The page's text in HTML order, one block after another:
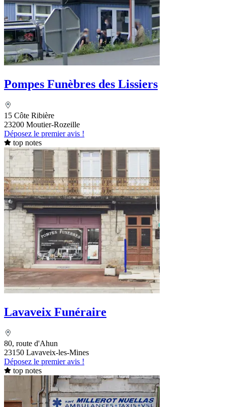
Pompes Funèbres des Lissiers
15 Côte Ribière
23200 Moutier-Rozeille
Déposez le premier avis !
top notes
Lavaveix Funéraire
80, route d'Ahun
23150 Lavaveix-les-Mines
Déposez le premier avis !
top notes